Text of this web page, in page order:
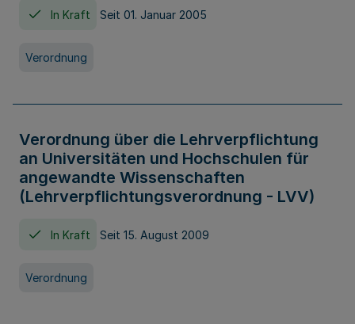
In Kraft Seit 01. Januar 2005
Verordnung
Verordnung über die Lehrverpflichtung
an Universitäten und Hochschulen für
angewandte Wissenschaften
(Lehrverpflichtungsverordnung - LVV)
In Kraft Seit 15. August 2009
Verordnung